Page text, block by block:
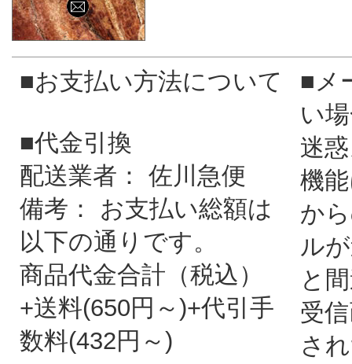
■お支払い方法について
■代金引換
配送業者： 佐川急便
備考： お支払い総額は
以下の通りです。
商品代金合計（税込）
+送料(650円～)+代引手
数料(432円～)
■メ
い
迷
機
か
ル
と
受
さ